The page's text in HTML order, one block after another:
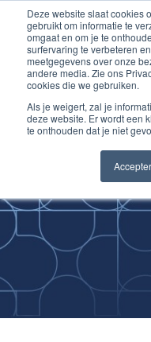
Deze website slaat cookies
gebruikt om informatie te
omgaat en om je te
surfervaring te verbeteren
meetgegevens over onze
andere media. Zie ons
cookies die we gebruiken.
Als je weigert, zal je
deze website. Er wordt een
te onthouden dat je niet
Ga
naar
de
inhoud
Improving
Medical